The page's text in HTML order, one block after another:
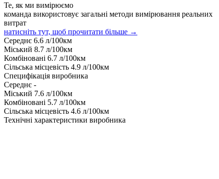
Те, як ми вимірюємо
команда використовує загальні методи вимірювання реальних
витрат
натисніть тут, щоб прочитати більше →
Середнє 6.6 л/100км
Міський 8.7 л/100км
Комбіновані 6.7 л/100км
Сільська місцевість 4.9 л/100км
Специфікація виробника
Середнє -
Міський 7.6 л/100км
Комбіновані 5.7 л/100км
Сільська місцевість 4.6 л/100км
Технічні характеристики виробника